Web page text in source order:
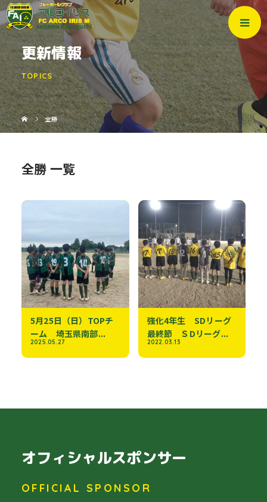
更新情報
TOPICS
全勝
全勝 一覧
5月25日（日）TOPチ
ーム 埼玉県南部...
2025.05.27
強化4年生 SDリーグ
最終節 ＳDリーグ...
2022.03.13
オフィシャルスポンサー
OFFICIAL SPONSOR